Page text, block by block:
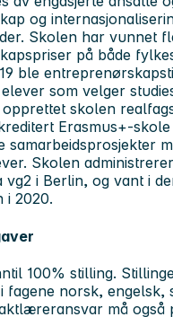
og
Skolen har vunnet
på både
ble
som velger
skolen
Erasmus+-
samarbeidsprosjekter
Skolen
vg2 i Berlin, og vant i
i 2020.
100% stilling.
fagene norsk, engelsk,
må også